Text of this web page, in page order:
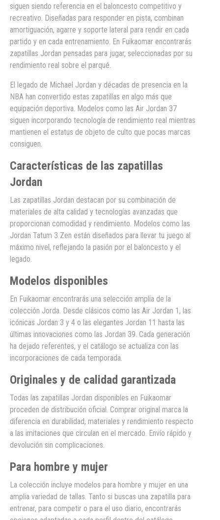
siguen siendo referencia en el baloncesto competitivo y
recreativo. Diseñadas para responder en pista, combinan
amortiguación, agarre y soporte lateral para rendir en cada
partido y en cada entrenamiento. En Fuikaomar encontrarás
zapatillas Jordan pensadas para jugar, seleccionadas por su
rendimiento real sobre el parqué.
El legado de Michael Jordan y décadas de presencia en la
NBA han convertido estas zapatillas en algo más que
equipación deportiva. Modelos como las Air Jordan 37
siguen incorporando tecnología de rendimiento real mientras
mantienen el estatus de objeto de culto que pocas marcas
consiguen.
Características de las zapatillas
Jordan
Las zapatillas Jordan destacan por su combinación de
materiales de alta calidad y tecnologías avanzadas que
proporcionan comodidad y rendimiento. Modelos como las
Jordan Tatum 3 Zen están diseñados para llevar tu juego al
máximo nivel, reflejando la pasión por el baloncesto y el
legado.
Modelos disponibles
En Fuikaomar encontrarás una selección amplia de la
colección Jorda. Desde clásicos como las Air Jordan 1, las
icónicas Jordan 3 y 4 o las elegantes Jordan 11 hasta las
últimas innovaciones como las Jordan 39. Cada generación
ha dejado referentes, y el catálogo se actualiza con las
incorporaciones de cada temporada.
Originales y de calidad garantizada
Todas las zapatillas Jordan disponibles en Fuikaomar
proceden de distribución oficial. Comprar original marca la
diferencia en durabilidad, materiales y rendimiento respecto
a las imitaciones que circulan en el mercado. Envío rápido y
devolución sin complicaciones.
Para hombre y mujer
La colección incluye modelos para hombre y mujer en una
amplia variedad de tallas. Tanto si buscas una zapatilla para
entrenar, para competir o para el uso diario, encontrarás